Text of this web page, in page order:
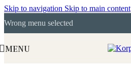
Skip to navigation Skip to main content
Wrong menu selected
MENU